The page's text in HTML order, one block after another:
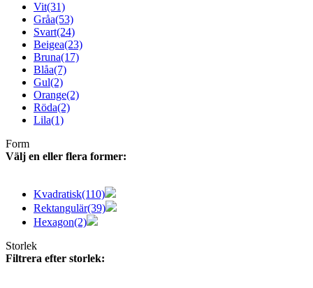
Vit(31)
Gråa(53)
Svart(24)
Beigea(23)
Bruna(17)
Blåa(7)
Gul(2)
Orange(2)
Röda(2)
Lila(1)
Form
Välj en eller flera former:
Kvadratisk(110)
Rektangulär(39)
Hexagon(2)
Storlek
Filtrera efter storlek: